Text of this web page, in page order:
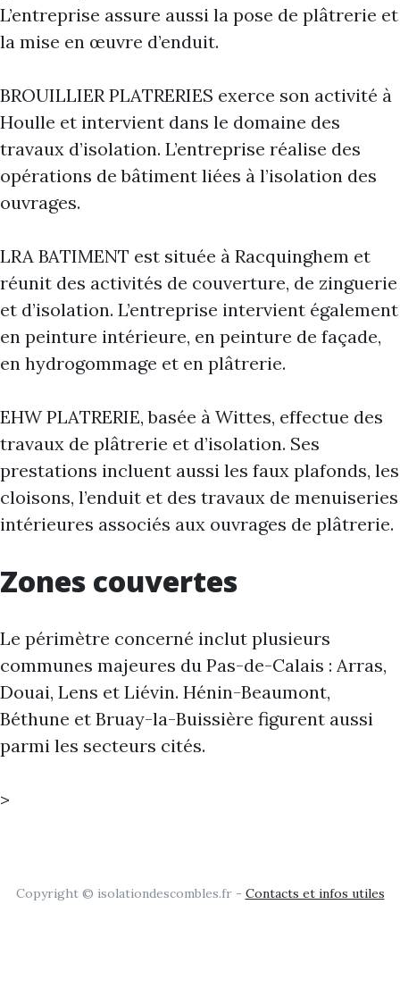
L’entreprise assure aussi la pose de plâtrerie et
la mise en œuvre d’enduit.
BROUILLIER PLATRERIES exerce son activité à
Houlle et intervient dans le domaine des
travaux d’isolation. L’entreprise réalise des
opérations de bâtiment liées à l’isolation des
ouvrages.
LRA BATIMENT est située à Racquinghem et
réunit des activités de couverture, de zinguerie
et d’isolation. L’entreprise intervient également
en peinture intérieure, en peinture de façade,
en hydrogommage et en plâtrerie.
EHW PLATRERIE, basée à Wittes, effectue des
travaux de plâtrerie et d’isolation. Ses
prestations incluent aussi les faux plafonds, les
cloisons, l’enduit et des travaux de menuiseries
intérieures associés aux ouvrages de plâtrerie.
Zones couvertes
Le périmètre concerné inclut plusieurs
communes majeures du Pas-de-Calais : Arras,
Douai, Lens et Liévin. Hénin-Beaumont,
Béthune et Bruay-la-Buissière figurent aussi
parmi les secteurs cités.
>
Copyright © isolationdescombles.fr - Contacts et infos utiles